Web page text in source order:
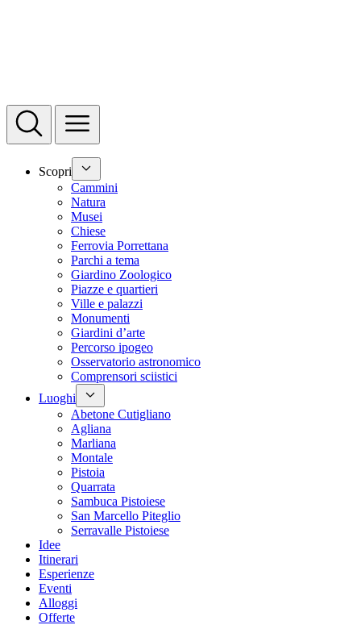
Scopri
Cammini
Natura
Musei
Chiese
Ferrovia Porrettana
Parchi a tema
Giardino Zoologico
Piazze e quartieri
Ville e palazzi
Monumenti
Giardini d’arte
Percorso ipogeo
Osservatorio astronomico
Comprensori sciistici
Luoghi
Abetone Cutigliano
Agliana
Marliana
Montale
Pistoia
Quarrata
Sambuca Pistoiese
San Marcello Piteglio
Serravalle Pistoiese
Idee
Itinerari
Esperienze
Eventi
Alloggi
Offerte